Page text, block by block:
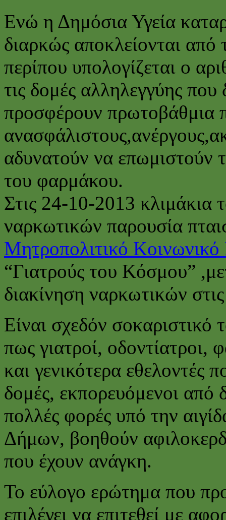
Ενώ η Δημόσια Υγεία
διαρκώς αποκλείονται από
περίπου υπολογίζεται ο
τις δομές αλληλεγγύης
προσφέρουν πρωτοβάθμια
αδυνατούν να επωμιστούν
του φαρμάκου.
Στις 24-10-2013 κλιμάκια
ναρκωτικών παρουσία
Μητροπολιτικό Κοινωνικό
“Γιατρούς του Κόσμου”
διακίνηση ναρκωτικών
Είναι σχεδόν σοκαριστικό
πως γιατροί, οδοντίατροι,
και γενικότερα εθελοντές
δομές, εκπορευόμενοι από
πολλές φορές υπό την
Δήμων, βοηθούν
που έχουν ανάγκη.
Το εύλογο ερώτημα που
επιλέγει να επιτεθεί με